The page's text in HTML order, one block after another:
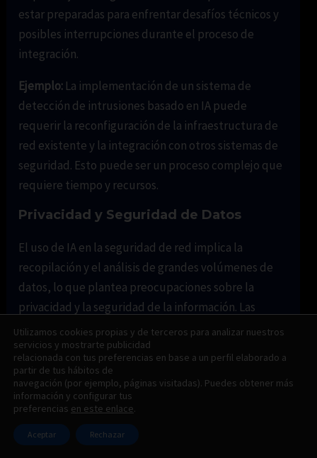
estar preparadas para enfrentar desafíos técnicos y
posibles interrupciones durante el proceso de
integración.
Ejemplo: La implementación de un sistema de
detección de intrusiones basado en IA puede
requerir la reconfiguración de la infraestructura de
red existente y la integración con otros sistemas de
seguridad. Esto puede ser un proceso complejo que
requiere tiempo y recursos.
Privacidad y Seguridad de Datos
El uso de IA en la seguridad de red implica la
recopilación y el análisis de grandes volúmenes de
datos, lo que plantea preocupaciones sobre la
privacidad y la seguridad de la información. Las
empresas deben garantizar que sus prácticas de
manejo de datos cumplan con las regulaciones y
estándares de privacidad.
Ejemplo: Al implementar soluciones de IA, una
empresa de telecomunicaciones debe asegurarse de
que los datos de los usuarios se manejen de acuerdo
Utilizamos cookies propias y de terceros para analizar nuestros
servicios y mostrarte publicidad
relacionada con tus preferencias en base a un perfil elaborado a
partir de tus hábitos de
navegación (por ejemplo, páginas visitadas). Puedes obtener más
información y configurar tus
preferencias en este enlace.
Aceptar Rechazar